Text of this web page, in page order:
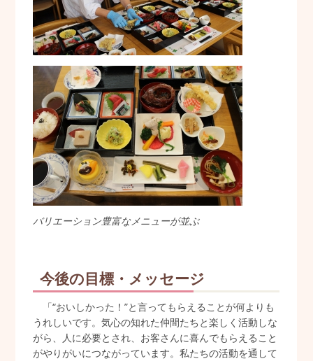
バリエーション豊富なメニューが並ぶ
今後の目標・メッセージ
「“おいしかった！”と言ってもらえることが何よりも
うれしいです。気心の知れた仲間たちと楽しく活動しな
がら、人に必要とされ、お客さんに喜んでもらえること
がやりがいにつながっています。私たちの活動を通して